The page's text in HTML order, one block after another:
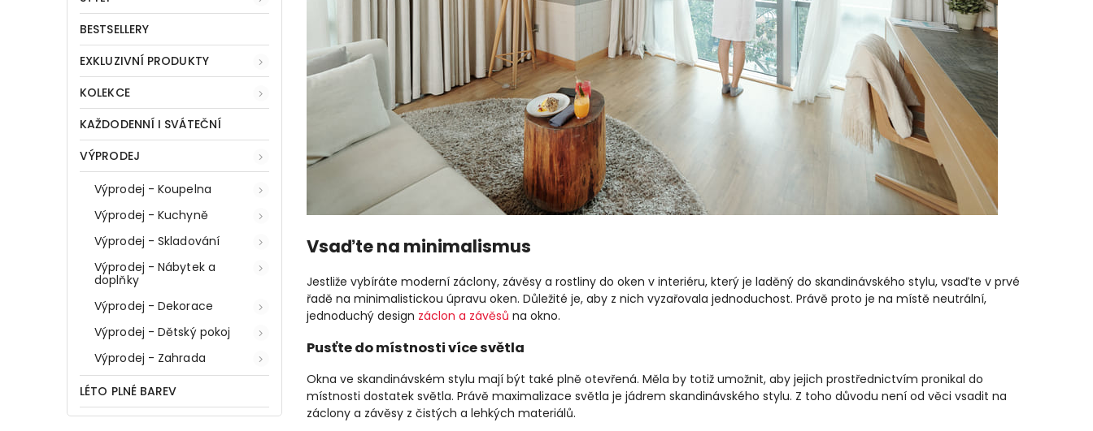
BESTSELLERY
EXKLUZIVNÍ PRODUKTY
KOLEKCE
KAŽDODENNÍ I SVÁTEČNÍ
VÝPRODEJ
Výprodej - Koupelna
Výprodej - Kuchyně
Výprodej - Skladování
Výprodej - Nábytek a
doplňky
Výprodej - Dekorace
Výprodej - Dětský pokoj
Výprodej - Zahrada
LÉTO PLNÉ BAREV
Vsaďte na minimalismus
Jestliže vybíráte moderní záclony, závěsy a rostliny do oken v interiéru, který je laděný do skandinávského stylu, vsaďte v prvé
řadě na minimalistickou úpravu oken. Důležité je, aby z nich vyzařovala jednoduchost. Právě proto je na místě neutrální,
jednoduchý design záclon a závěsů na okno.
Pusťte do místnosti více světla
Okna ve skandinávském stylu mají být také plně otevřená. Měla by totiž umožnit, aby jejich prostřednictvím pronikal do
místnosti dostatek světla. Právě maximalizace světla je jádrem skandinávského stylu. Z toho důvodu není od věci vsadit na
záclony a závěsy z čistých a lehkých materiálů.